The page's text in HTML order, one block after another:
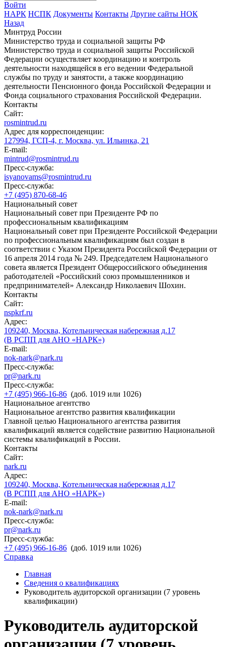
Войти
НАРК НСПК Документы Контакты Другие сайты НОК
Назад
Минтруд России
Министерство труда и социальной защиты РФ
Министерство труда и социальной защиты Российской
Федерации осуществляет координацию и контроль
деятельности находящейся в его ведении Федеральной
службы по труду и занятости, а также координацию
деятельности Пенсионного фонда Российской Федерации и
Фонда социального страхования Российской Федерации.
Контакты
Сайт:
rosmintrud.ru
Адрес для корреспонденции:
127994, ГСП-4, г. Москва, ул. Ильинка, 21
E-mail:
mintrud@rosmintrud.ru
Пресс-служба:
isyanovams@rosmintrud.ru
Пресс-служба:
+7 (495) 870-68-46
Национальный совет
Национальный совет при Президенте РФ по
профессиональным квалификациям
Национальный совет при Президенте Российской Федерации
по профессиональным квалификациям был создан в
соответствии с Указом Президента Российской Федерации от
16 апреля 2014 года № 249. Председателем Национального
совета является Президент Общероссийского объединения
работодателей «Российский союз промышленников и
предпринимателей» Александр Николаевич Шохин.
Контакты
Сайт:
nspkrf.ru
Адрес:
109240, Москва, Котельническая набережная д.17
(В РСПП для АНО «НАРК»)
E-mail:
nok-nark@nark.ru
Пресс-служба:
pr@nark.ru
Пресс-служба:
+7 (495) 966-16-86 (доб. 1019 или 1026)
Национальное агентство
Национальное агентство развития квалификации
Главной целью Национального агентства развития
квалификаций является содействие развитию Национальной
системы квалификаций в России.
Контакты
Сайт:
nark.ru
Адрес:
109240, Москва, Котельническая набережная д.17
(В РСПП для АНО «НАРК»)
E-mail:
nok-nark@nark.ru
Пресс-служба:
pr@nark.ru
Пресс-служба:
+7 (495) 966-16-86 (доб. 1019 или 1026)
Справка
Главная
Сведения о квалификациях
Руководитель аудиторской организации (7 уровень
квалификации)
Руководитель аудиторской